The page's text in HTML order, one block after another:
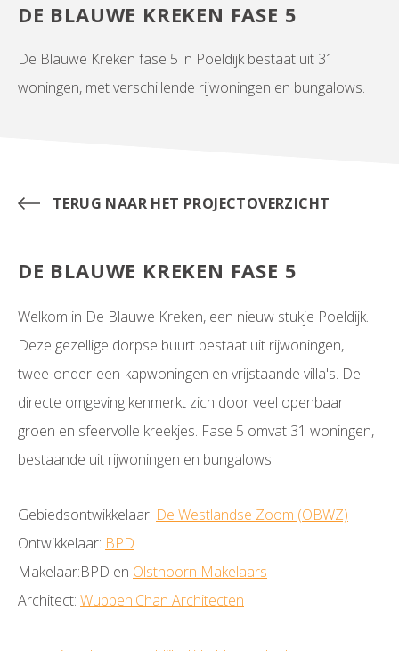
DE BLAUWE KREKEN FASE 5
De Blauwe Kreken fase 5 in Poeldijk bestaat uit 31
woningen, met verschillende rijwoningen en bungalows.
TERUG NAAR HET PROJECTOVERZICHT
DE BLAUWE KREKEN FASE 5
Welkom in De Blauwe Kreken, een nieuw stukje Poeldijk.
Deze gezellige dorpse buurt bestaat uit rijwoningen,
twee-onder-een-kapwoningen en vrijstaande villa's. De
directe omgeving kenmerkt zich door veel openbaar
groen en sfeervolle kreekjes. Fase 5 omvat 31 woningen,
bestaande uit rijwoningen en bungalows.
Gebiedsontwikkelaar: De Westlandse Zoom (OBWZ)
Ontwikkelaar: BPD
Makelaar:BPD en Olsthoorn Makelaars
Architect: Wubben.Chan Architecten